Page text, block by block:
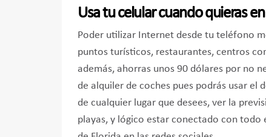
Usa tu celular cuando quieras
Poder utilizar Internet desde tu teléfono
puntos turísticos, restaurantes, centros
además, ahorras unos 90 dólares por no
de alquiler de coches pues podrás usar el
de cualquier lugar que desees, ver la
playas, y lógico estar conectado con